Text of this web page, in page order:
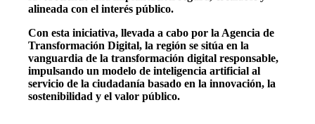
alineada con el interés público.
Con esta iniciativa, llevada a cabo por la Agencia de
Transformación Digital, la región se sitúa en la
vanguardia de la transformación digital responsable,
impulsando un modelo de inteligencia artificial al
servicio de la ciudadanía basado en la innovación, la
sostenibilidad y el valor público.